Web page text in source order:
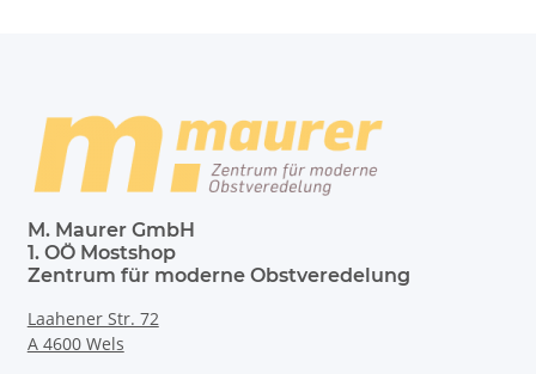
M. Maurer GmbH
1. OÖ Mostshop
Zentrum für moderne Obstveredelung
Laahener Str. 72
A 4600 Wels